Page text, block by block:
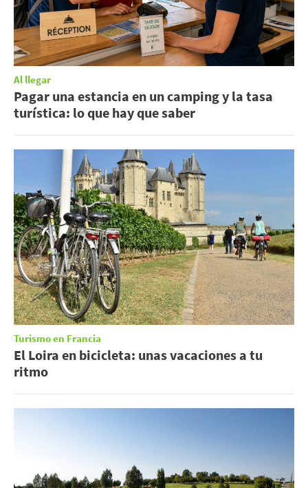
Al llegar
Pagar una estancia en un camping y la tasa
turística: lo que hay que saber
Turismo en Francia
El Loira en bicicleta: unas vacaciones a tu
ritmo